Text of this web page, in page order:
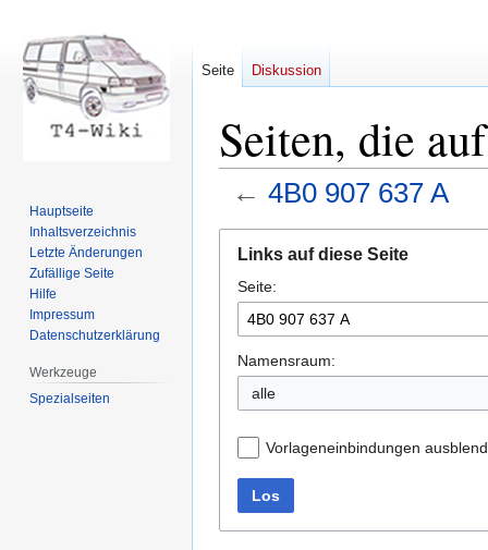
Seiten, die
← 4B0 907 637 A
Navigation
springen
Suche
springen
Links auf diese Seite
Seite:
Namensraum:
Vorlageneinbindungen
Los
Seite Diskussion
Hauptseite
Inhaltsverzeichnis
Letzte Änderungen
Zufällige Seite
Hilfe
Impressum
Datenschutzerklärung
Werkzeuge
Spezialseiten